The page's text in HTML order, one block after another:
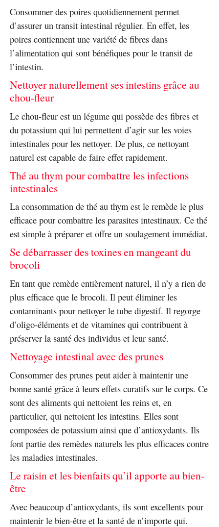
Consommer des poires quotidiennement permet
d’assurer un transit intestinal régulier. En effet, les
poires contiennent une variété de fibres dans
l’alimentation qui sont bénéfiques pour le transit de
l’intestin.
Nettoyer naturellement ses intestins grâce au
chou-fleur
Le chou-fleur est un légume qui possède des fibres et
du potassium qui lui permettent d’agir sur les voies
intestinales pour les nettoyer. De plus, ce nettoyant
naturel est capable de faire effet rapidement.
Thé au thym pour combattre les infections
intestinales
La consommation de thé au thym est le remède le plus
efficace pour combattre les parasites intestinaux. Ce thé
est simple à préparer et offre un soulagement immédiat.
Se débarrasser des toxines en mangeant du
brocoli
En tant que remède entièrement naturel, il n’y a rien de
plus efficace que le brocoli. Il peut éliminer les
contaminants pour nettoyer le tube digestif. Il regorge
d’oligo-éléments et de vitamines qui contribuent à
préserver la santé des individus et leur santé.
Nettoyage intestinal avec des prunes
Consommer des prunes peut aider à maintenir une
bonne santé grâce à leurs effets curatifs sur le corps. Ce
sont des aliments qui nettoient les reins et, en
particulier, qui nettoient les intestins. Elles sont
composées de potassium ainsi que d’antioxydants. Ils
font partie des remèdes naturels les plus efficaces contre
les maladies intestinales.
Le raisin et les bienfaits qu’il apporte au bien-
être
Avec beaucoup d’antioxydants, ils sont excellents pour
maintenir le bien-être et la santé de n’importe qui.